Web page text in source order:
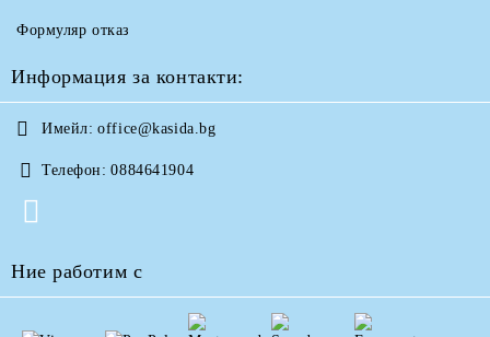
Формуляр отказ
Информация за контакти:
Имейл: office@kasida.bg
Телефон: 0884641904
Ние работим с